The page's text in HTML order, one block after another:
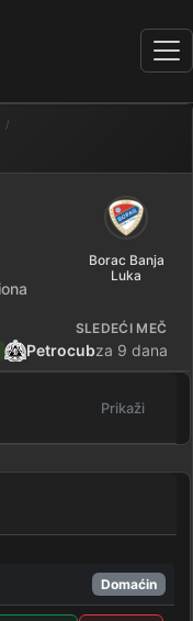
Banja
Borac Banja
Luka
SLEDEĆI MEČ
Petrocubza 9 dana
Prikaži
Domaćin